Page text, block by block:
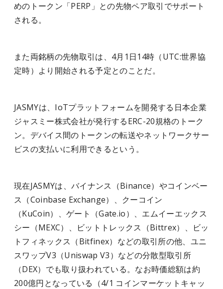
めのトークン「PERP」との先物ペア取引でサポート
される。
また両銘柄の先物取引は、4月1日14時（UTC:世界協
定時）より開始される予定とのことだ。
JASMYは、IoTプラットフォームを開発する日本企業
ジャスミー株式会社が発行するERC-20規格のトーク
ン。デバイス間のトークンの転送やネットワークサー
ビスの支払いに利用できるという。
現在JASMYは、バイナンス（Binance）やコインベー
ス（Coinbase Exchange）、クーコイン
（KuCoin）、ゲート（Gate.io）、エムイーエックス
シー（MEXC）、ビットトレックス（Bittrex）、ビッ
トフィネックス（Bitfinex）などの取引所の他、ユニ
スワップV3（Uniswap V3）などの分散型取引所
（DEX）でも取り扱われている。なお時価総額は約
200億円となっている（4/1 コインマーケットキャッ